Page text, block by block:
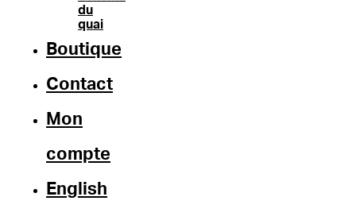
du
quai
Boutique
Contact
Mon
compte
English